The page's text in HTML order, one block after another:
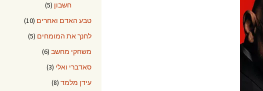
חשבון (5)
טבע האדם ואחרים (10)
לחנך את המומחים (5)
משחקי מחשב (6)
סאדברי ואלי (3)
עידן מלמד (8)